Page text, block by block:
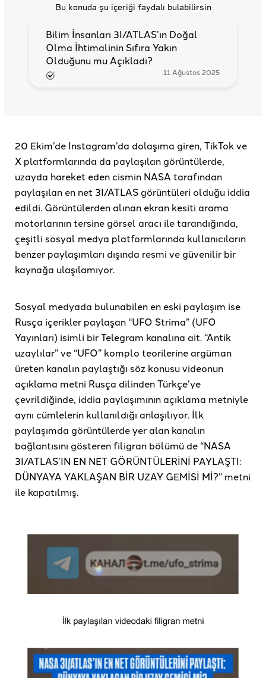
Bu konuda şu içeriği faydalı bulabilirsin
Bilim İnsanları 3I/ATLAS’ın Doğal
Olma İhtimalinin Sıfıra Yakın
Olduğunu mu Açıkladı?
11 Ağustos 2025
20 Ekim’de Instagram’da dolaşıma giren, TikTok ve
X platformlarında da paylaşılan görüntülerde,
uzayda hareket eden cismin NASA tarafından
paylaşılan en net 3I/ATLAS görüntüleri olduğu iddia
edildi. Görüntülerden alınan ekran kesiti arama
motorlarının tersine görsel aracı ile tarandığında,
çeşitli sosyal medya platformlarında kullanıcıların
benzer paylaşımları dışında resmi ve güvenilir bir
kaynağa ulaşılamıyor.
Sosyal medyada bulunabilen en eski paylaşım ise
Rusça içerikler paylaşan “UFO Strima” (UFO
Yayınları) isimli bir Telegram kanalına ait. “Antik
uzaylılar” ve “UFO” komplo teorilerine argüman
üreten kanalın paylaştığı söz konusu videonun
açıklama metni Rusça dilinden Türkçe’ye
çevrildiğinde, iddia paylaşımının açıklama metniyle
aynı cümlelerin kullanıldığı anlaşılıyor. İlk
paylaşımda görüntülerde yer alan kanalın
bağlantısını gösteren filigran bölümü de “NASA
3I/ATLAS’IN EN NET GÖRÜNTÜLERİNİ PAYLAŞTI:
DÜNYAYA YAKLAŞAN BİR UZAY GEMİSİ Mİ?” metni
ile kapatılmış.